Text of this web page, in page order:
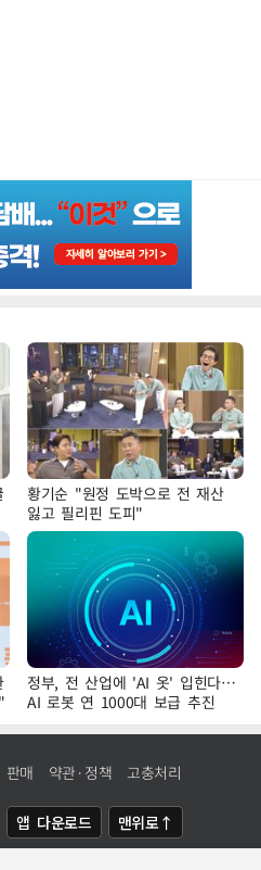
황기순 "원정 도박으로 전 재산
잃고 필리핀 도피"
정부, 전 산업에 'AI 옷' 입힌다…
AI 로봇 연 1000대 보급 추진
판매 약관·정책 고충처리
앱 다운로드 맨위로↑